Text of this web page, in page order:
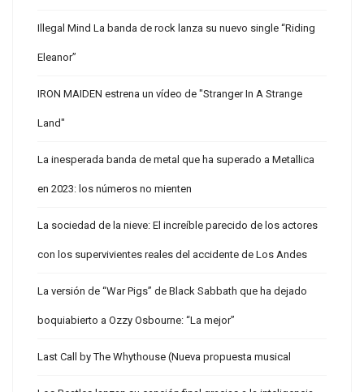
Illegal Mind La banda de rock lanza su nuevo single “Riding
Eleanor”
IRON MAIDEN estrena un vídeo de "Stranger In A Strange
Land"
La inesperada banda de metal que ha superado a Metallica
en 2023: los números no mienten
La sociedad de la nieve: El increíble parecido de los actores
con los supervivientes reales del accidente de Los Andes
La versión de “War Pigs” de Black Sabbath que ha dejado
boquiabierto a Ozzy Osbourne: “La mejor”
Last Call by The Whythouse (Nueva propuesta musical